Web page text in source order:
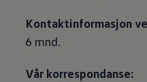
Kontaktinformasjon
6 mnd.
Vår korrespondanse: